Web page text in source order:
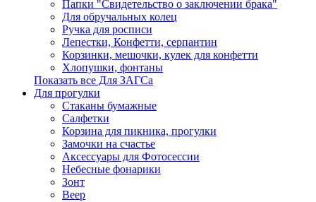
Папки "Свидетельство о заключении брака"
Для обручальных колец
Ручка для росписи
Лепестки, Конфетти, серпантин
Корзинки, мешочки, кулек для конфетти
Хлопушки, фонтаны
Показать все Для ЗАГСа
Для прогулки
Стаканы бумажные
Салфетки
Корзина для пикника, прогулки
Замочки на счастье
Аксессуары для Фотосессии
Небесные фонарики
Зонт
Веер